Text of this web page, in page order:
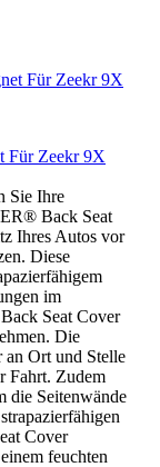
Für Zeekr 9X
Sie Ihre
Back Seat
Ihres Autos vor
Diese
im
Seat Cover
Die
an Ort und Stelle
Fahrt. Zudem
die Seitenwände
Cover
feuchten